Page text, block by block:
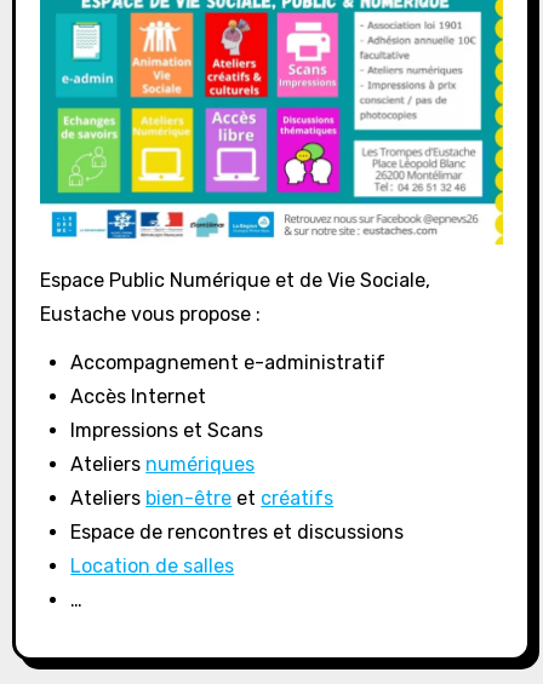
Espace Public Numérique et de Vie Sociale,
Eustache vous propose :
Accompagnement e-administratif
Accès Internet
Impressions et Scans
Ateliers numériques
Ateliers bien-être et créatifs
Espace de rencontres et discussions
Location de salles
…